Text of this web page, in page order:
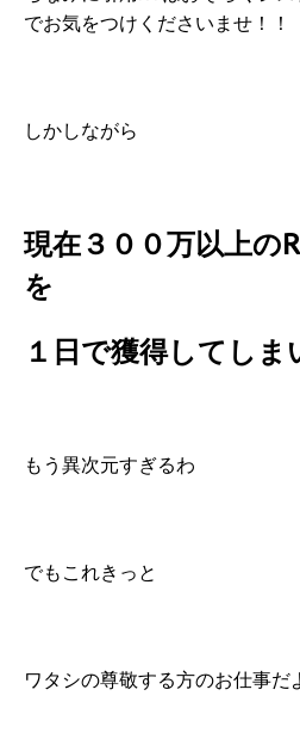
でお気をつけくださいませ！！
しかしながら
現在３００万以上の
を
１日で獲得してし
もう異次元すぎるわ
でもこれきっと
ワタシの尊敬する方のお仕事